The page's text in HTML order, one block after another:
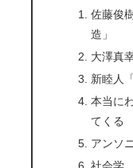
佐藤俊
造」
大澤真
新睦人
本当に
てくる
アンソ
社会学